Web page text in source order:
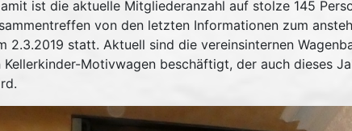
ist die aktuelle Mitgliederanzahl auf stolze 145
von den letzten Informationen zum
2.3.2019 statt. Aktuell sind die vereinsinternen
Kellerkinder-Motivwagen beschäftigt, der auch dieses